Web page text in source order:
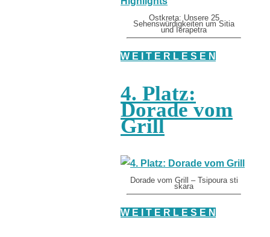
Ostkreta: Unsere 25
Sehenswürdigkeiten um Sitia
und Ierapetra
W E I T E R L E S E N
4. Platz:
Dorade vom
Grill
Dorade vom Grill – Tsipoura sti
skara
W E I T E R L E S E N